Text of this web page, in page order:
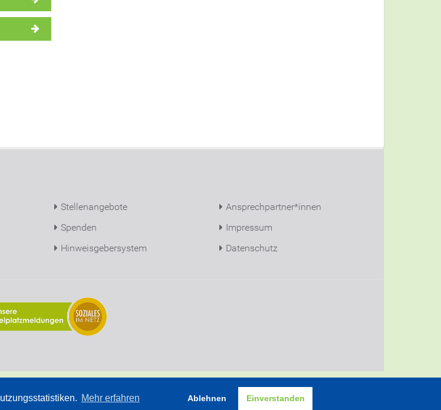
Mehr erfahren Ablehnen Einverstanden
Stellenangebote
Spenden
Hinweisgebersystem
Ansprechpartner*innen
Impressum
Datenschutz